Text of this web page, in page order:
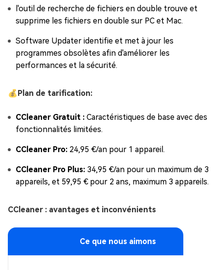
l'outil de recherche de fichiers en double trouve et
supprime les fichiers en double sur PC et Mac.
Software Updater identifie et met à jour les
programmes obsolètes afin d'améliorer les
performances et la sécurité.
💰Plan de tarification:
CCleaner Gratuit : Caractéristiques de base avec des
fonctionnalités limitées.
CCleaner Pro: 24,95 €/an pour 1 appareil.
CCleaner Pro Plus: 34,95 €/an pour un maximum de 3
appareils, et 59,95 € pour 2 ans, maximum 3 appareils.
CCleaner : avantages et inconvénients
Ce que nous aimons